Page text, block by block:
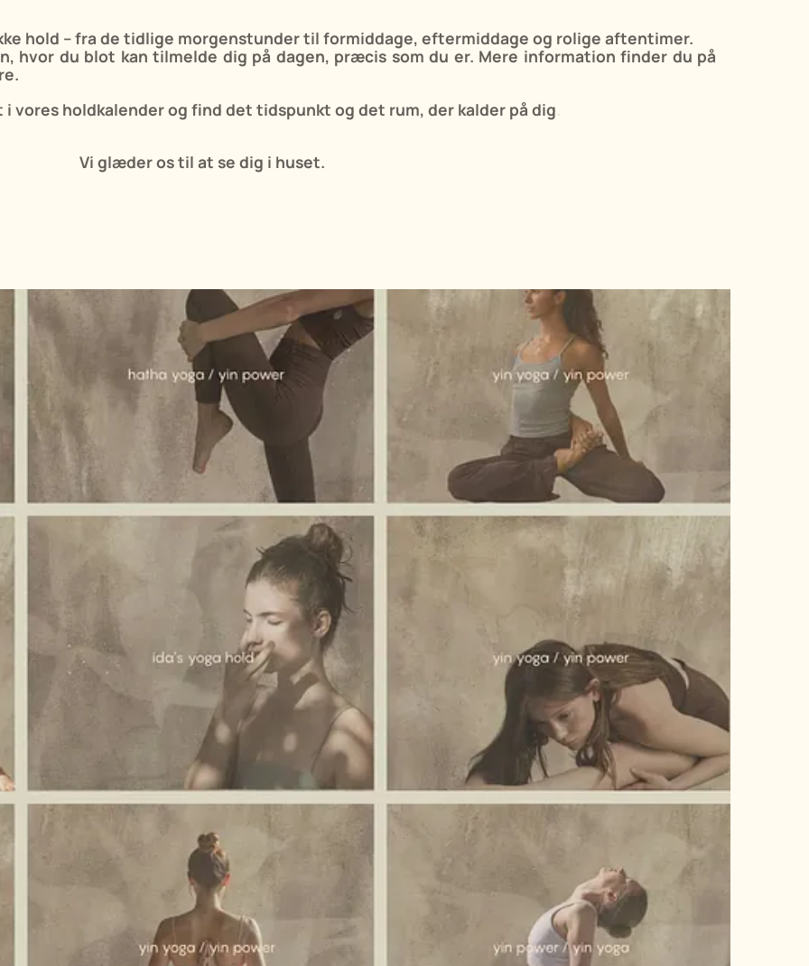
hold – fra de tidlige morgenstunder til formiddage, eftermiddage og rolige aftentimer.
hvor du blot kan tilmelde dig på dagen, præcis som du er. Mere information finder du på
vores holdkalender og find det tidspunkt og det rum, der kalder på dig.
Vi glæder os til at se dig i huset.